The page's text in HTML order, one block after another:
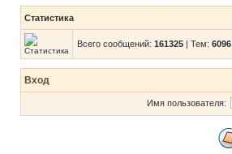
Статистика
Всего сообщений: 161325 | Тем: 6096
Вход
Имя пользователя: